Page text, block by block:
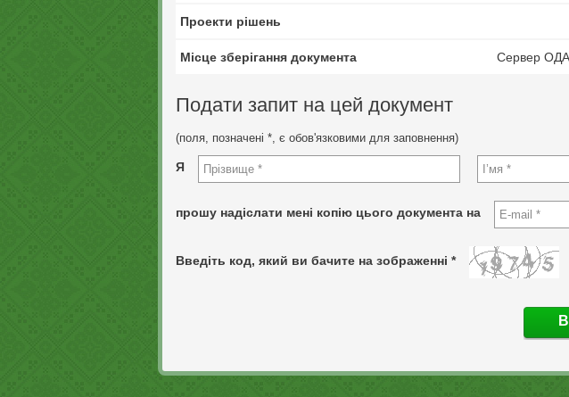
Проекти рішень
Місце зберігання документа Сервер ОДА
Подати запит на цей документ
(поля, позначені *, є обов'язковими для заповнення)
Я
прошу надіслати мені копію цього документа на
Введіть код, який ви бачите на зображенні *